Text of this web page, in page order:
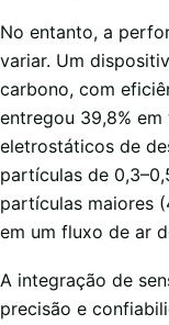
No entanto, a
variar. Um
carbono, com
entregou 39,8%
eletrostáticos de
partículas de
partículas maiores
em um fluxo de ar
A integração de
precisão e